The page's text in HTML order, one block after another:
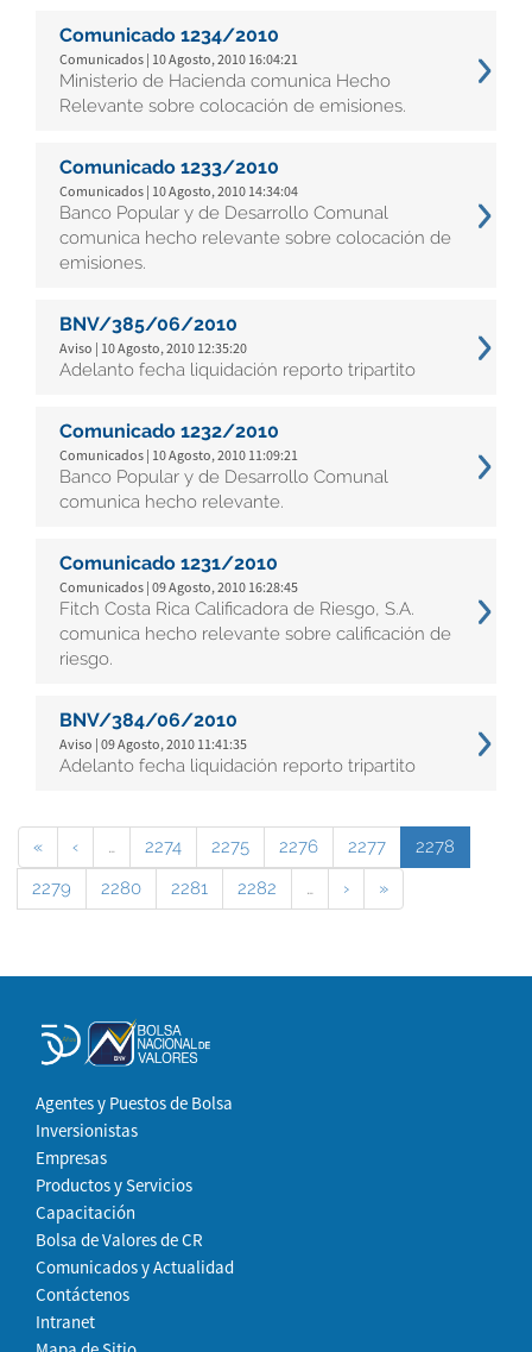
Comunicado 1234/2010
Comunicados | 10 Agosto, 2010 16:04:21
Ministerio de Hacienda comunica Hecho
Relevante sobre colocación de emisiones.
Comunicado 1233/2010
Comunicados | 10 Agosto, 2010 14:34:04
Banco Popular y de Desarrollo Comunal
comunica hecho relevante sobre colocación de
emisiones.
BNV/385/06/2010
Aviso | 10 Agosto, 2010 12:35:20
Adelanto fecha liquidación reporto tripartito
Comunicado 1232/2010
Comunicados | 10 Agosto, 2010 11:09:21
Banco Popular y de Desarrollo Comunal
comunica hecho relevante.
Comunicado 1231/2010
Comunicados | 09 Agosto, 2010 16:28:45
Fitch Costa Rica Calificadora de Riesgo, S.A.
comunica hecho relevante sobre calificación de
riesgo.
BNV/384/06/2010
Aviso | 09 Agosto, 2010 11:41:35
Adelanto fecha liquidación reporto tripartito
« ‹ … 2274 2275 2276 2277
2278
2279
2280 2281 2282 … › »
Agentes y Puestos de Bolsa
Inversionistas
Empresas
Productos y Servicios
Capacitación
Bolsa de Valores de CR
Comunicados y Actualidad
Contáctenos
Intranet